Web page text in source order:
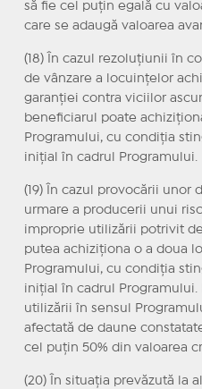
să fie cel puțin egală cu
care se adaugă valoarea
(18) În cazul rezoluțiunii în
de vânzare a locuințelor
garanției contra viciilor
beneficiarul poate
Programului, cu condiția
inițial în cadrul Programului.
(19) În cazul provocării unor
urmare a producerii unui
improprie utilizării potrivit
putea achiziționa o a doua
Programului, cu condiția
inițial în cadrul
utilizării în sensul
afectată de daune
cel puțin 50% din valoarea
(20) În situația prevăzută la